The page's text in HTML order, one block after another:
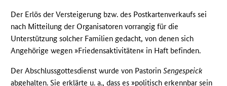
Der Erlös der Versteigerung bzw. des Postkartenverkaufs sei
nach Mitteilung der Organisatoren vorrangig für die
Unterstützung solcher Familien gedacht, von denen sich
Angehörige wegen »Friedensaktivitäten« in Haft befinden.
Der Abschlussgottesdienst wurde von PastorinSengespeick
abgehalten. Sie erklärte u. a., dass es »politisch erkennbar sein